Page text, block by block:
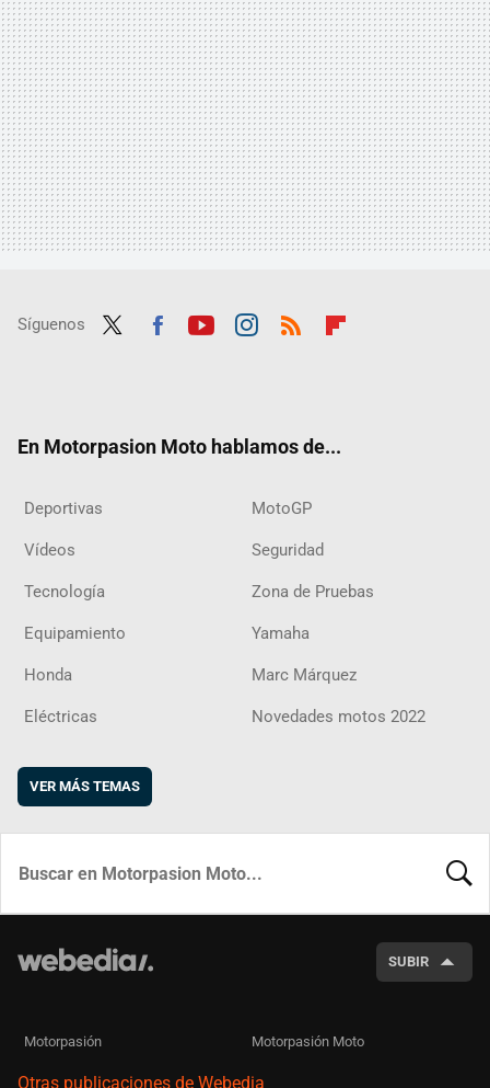
Síguenos
En Motorpasion Moto hablamos de...
Deportivas MotoGP
Vídeos Seguridad
Tecnología Zona de Pruebas
Equipamiento Yamaha
Honda Marc Márquez
Eléctricas Novedades motos 2022
VER MÁS TEMAS
SUBIR
Motorpasión Motorpasión Moto
Otras publicaciones de Webedia